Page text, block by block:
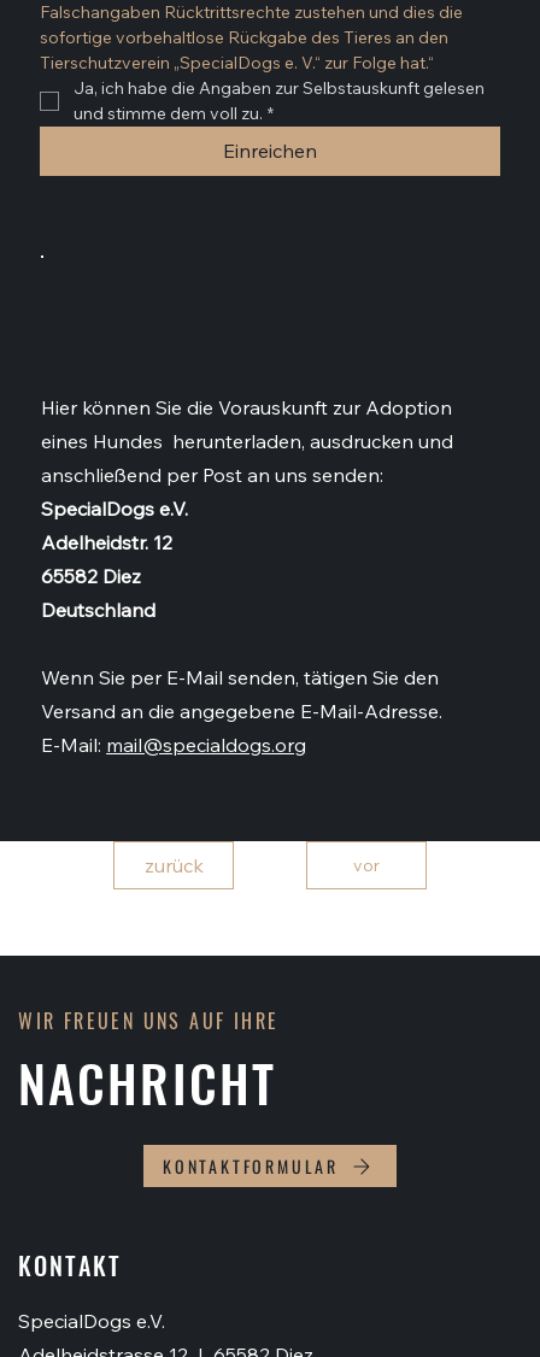
Hier können Sie die Vorauskunft zur Adoption
eines Hundes herunterladen, ausdrucken und
anschließend per Post an uns senden:
SpecialDogs e.V.
Adelheidstr. 12
65582 Diez
Deutschland
Wenn Sie per E-Mail senden, tätigen Sie den
Versand an die angegebene E-Mail-Adresse.
E-Mail: mail@specialdogs.org
zurück vor
Falschangaben Rücktrittsrechte zustehen und dies die
sofortige vorbehaltlose Rückgabe des Tieres an den
Tierschutzverein „SpecialDogs e. V.“ zur Folge hat.“
Ja, ich habe die Angaben zur Selbstauskunft gelesen
und stimme dem voll zu. *
Einreichen
WIR FREUEN UNS AUF IHRE
NACHRICHT
KONTAKTFORMULAR
KONTAKT
SpecialDogs e.V.